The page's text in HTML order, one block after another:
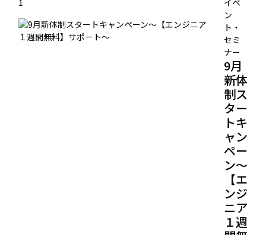
ン
ト・
セミ
ナー
9月
新体
制ス
ター
トキ
ャン
ペー
ン～
【エ
ンジ
ニア
１週